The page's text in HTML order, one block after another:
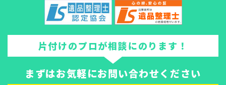
片付けのプロが相談にのります！
まずはお気軽にお問い合わせください